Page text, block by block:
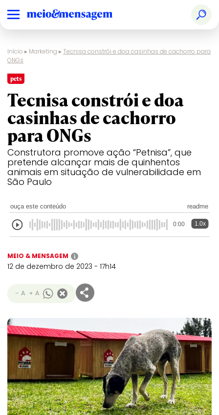
Início ▸ Marketing ▸ Tecnisa constrói e doa casinhas de cachorro para
ONGs
pets
Tecnisa constrói e doa
casinhas de cachorro
para ONGs
Construtora promove ação “Petnisa”, que
pretende alcançar mais de quinhentos
animais em situação de vulnerabilidade em
São Paulo
ouça este conteúdo readme
0:00 1.0x
MEIO & MENSAGEM i
12 de dezembro de 2023 - 17h14
- A + A